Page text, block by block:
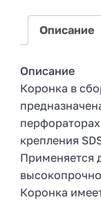
Описание
Описание
Коронка в
крепления
Применяется
Коронка